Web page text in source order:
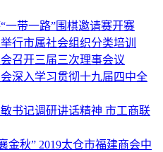
一带一路”围棋邀请赛开赛
行市属社会组织分类培训
召开三届三次理事会议
深入学习贯彻十九届四中全
书记调研讲话精神 市工商联
金秋” 2019太仓市福建商会中